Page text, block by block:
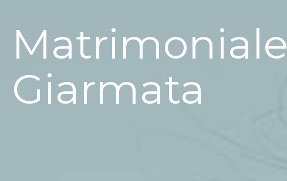
Matrimoniale
Giarmata